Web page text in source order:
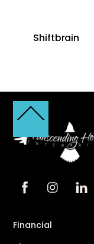
Shiftbrain
Back
Top
Financial